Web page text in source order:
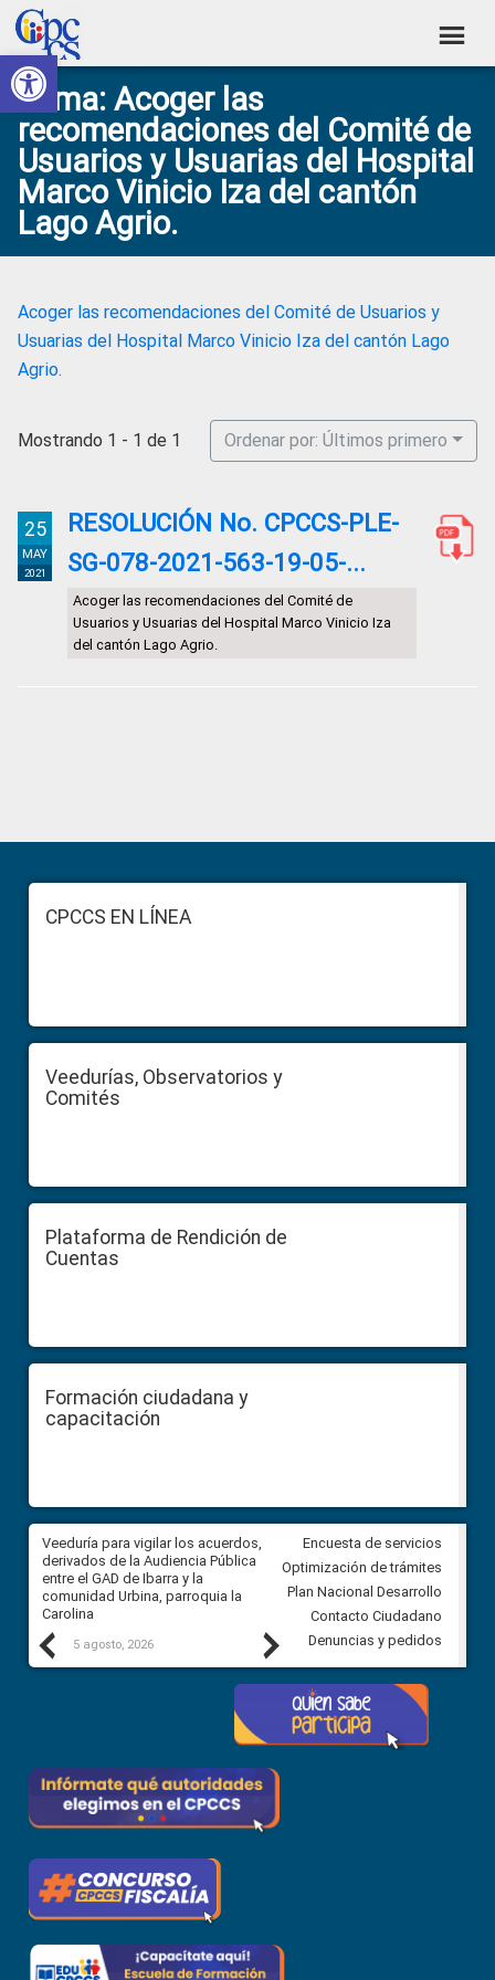
Abrir barra de herramientas
Skip
to
primary
navigation
Skip
to
main
content
Skip
to
primary
sidebar
Skip
to
footer
Consejo
de
Participación
Ciudadana
Control
Construyendo
Poder
Ciudadano
Tema: Acoger las
recomendaciones del Comité de
Usuarios y Usuarias del Hospital
Marco Vinicio Iza del cantón
Lago Agrio.
Acoger las recomendaciones del Comité de Usuarios y
Usuarias del Hospital Marco Vinicio Iza del cantón Lago
Agrio.
Mostrando 1 - 1 de 1 Ordenar por: Últimos primero
25
MAY
2021
RESOLUCIÓN No. CPCCS-PLE-
SG-078-2021-563-19-05-...
Acoger las recomendaciones del Comité de
Usuarios y Usuarias del Hospital Marco Vinicio Iza
del cantón Lago Agrio.
Sidebar
FooterCPCCS EN LÍNEA
Veedurías, Observatorios y
Comités
Plataforma de Rendición de
Cuentas
Formación ciudadana y
capacitación
Previous
Veeduría para vigilar los acuerdos,
derivados de la Audiencia Pública
entre el GAD de Ibarra y la
comunidad Urbina, parroquia la
Carolina
5 agosto, 2026
CPCCS convoca a Veeduría
Ciudadana para vigilar el
5 agosto, 2026
Next
Encuesta de servicios
Optimización de trámites
Plan Nacional Desarrollo
Contacto Ciudadano
Denuncias y pedidos